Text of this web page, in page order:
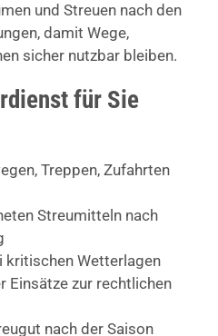
und Streuen nach den
damit Wege,
sicher nutzbar bleiben.
für Sie
Treppen, Zufahrten
Streumitteln nach
kritischen Wetterlagen
Einsätze zur rechtlichen
nach der Saison